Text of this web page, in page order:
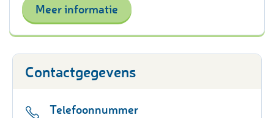
Meer informatie
Contactgegevens
Telefoonnummer